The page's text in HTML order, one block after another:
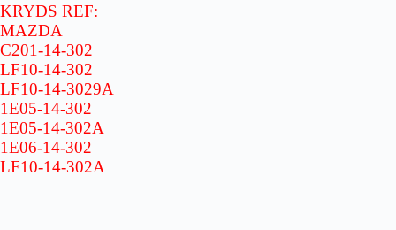
KRYDS REF:
MAZDA
C201-14-302
LF10-14-302
LF10-14-3029A
1E05-14-302
1E05-14-302A
1E06-14-302
LF10-14-302A